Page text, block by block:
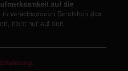
auf die
in verschiedenen Bereichen des
nicht nur auf den